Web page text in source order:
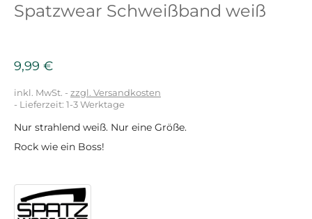
Spatzwear Schweißband weiß
9,99 €
inkl. MwSt.
zzgl. Versandkosten
- Lieferzeit: 1-3 Werktage
Nur strahlend weiß. Nur eine Größe.
Rock wie ein Boss!